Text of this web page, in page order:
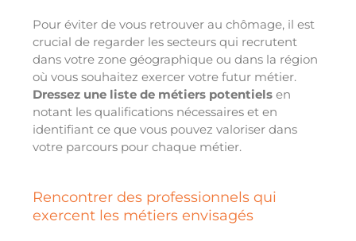
Pour éviter de vous retrouver au chômage, il est
crucial de regarder les secteurs qui recrutent
dans votre zone géographique ou dans la région
où vous souhaitez exercer votre futur métier.
Dressez une liste de métiers potentiels en
notant les qualifications nécessaires et en
identifiant ce que vous pouvez valoriser dans
votre parcours pour chaque métier.
Rencontrer des professionnels qui
exercent les métiers envisagés